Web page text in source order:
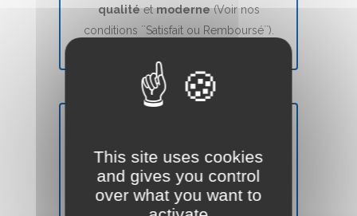
qualitéetmoderne(Voir nos
conditions ``Satisfait ou Remboursé``).
DÉLAIS
Votre site Web Vitrine sera mis en ligne
7 jours(voir nos CGVs).
This site uses cookies
and gives you control
over what you want to